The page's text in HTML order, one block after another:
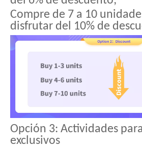
Compre de 7 a 10
disfrutar del 10% de
Opción 3: Actividades
exclusivos